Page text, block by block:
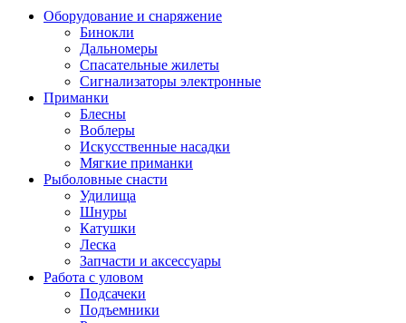
Оборудование и снаряжение
Бинокли
Дальномеры
Спасательные жилеты
Сигнализаторы электронные
Приманки
Блесны
Воблеры
Искусственные насадки
Мягкие приманки
Рыболовные снасти
Удилища
Шнуры
Катушки
Леска
Запчасти и аксессуары
Работа с уловом
Подсачеки
Подъемники